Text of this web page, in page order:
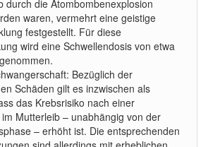
durch die Atombombenexplosion
waren, vermehrt eine geistige
festgestellt. Für diese
wird eine Schwellendosis von etwa
Bezüglich der
Schäden gilt es inzwischen als
das Krebsrisiko nach einer
Mutterleib – unabhängig von der
– erhöht ist. Die entsprechenden